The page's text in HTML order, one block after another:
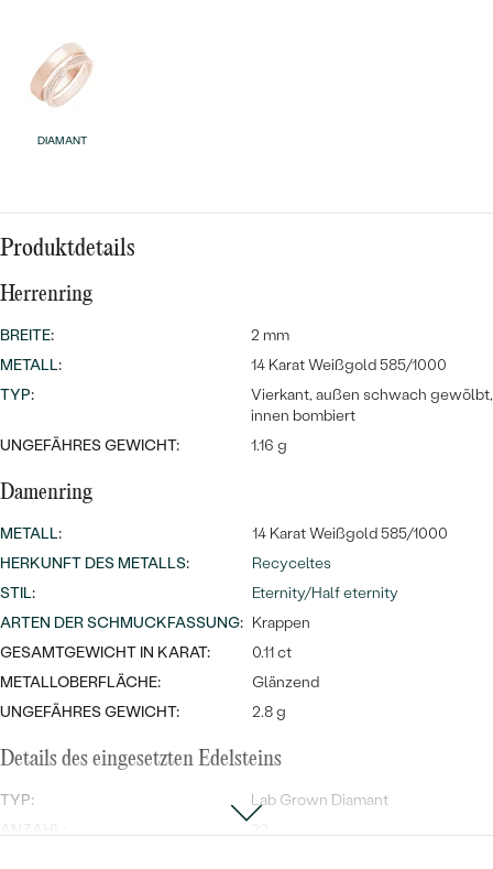
Bestseller
DIAMANT
Produktdetails
Herrenring
BREITE:
2 mm
METALL:
14 Karat Weißgold 585/1000
TYP:
Vierkant, außen schwach gewölbt,
innen bombiert
UNGEFÄHRES GEWICHT:
1.16 g
Damenring
METALL:
14 Karat Weißgold 585/1000
HERKUNFT DES METALLS:
Recyceltes
STIL:
Eternity/Half eternity
ARTEN DER SCHMUCKFASSUNG: Krappen
GESAMTGEWICHT IN KARAT:
0.11 ct
METALLOBERFLÄCHE:
Glänzend
UNGEFÄHRES GEWICHT:
2.8 g
Details des eingesetzten Edelsteins
TYP:
Lab Grown Diamant